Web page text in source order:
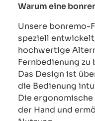
Warum eine
Unsere bonremo-
speziell
hochwertige
Fernbedienung zu
Das Design ist
die Bedienung
Die
der Hand und